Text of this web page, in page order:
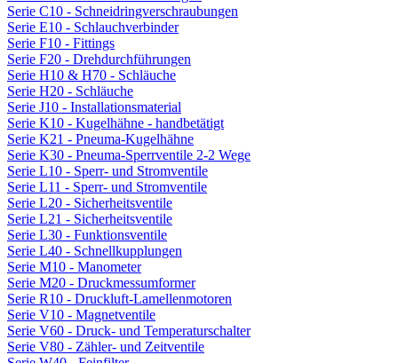
Serie C10 - Schneidringverschraubungen
Serie E10 - Schlauchverbinder
Serie F10 - Fittings
Serie F20 - Drehdurchführungen
Serie H10 & H70 - Schläuche
Serie H20 - Schläuche
Serie J10 - Installationsmaterial
Serie K10 - Kugelhähne - handbetätigt
Serie K21 - Pneuma-Kugelhähne
Serie K30 - Pneuma-Sperrventile 2-2 Wege
Serie L10 - Sperr- und Stromventile
Serie L11 - Sperr- und Stromventile
Serie L20 - Sicherheitsventile
Serie L21 - Sicherheitsventile
Serie L30 - Funktionsventile
Serie L40 - Schnellkupplungen
Serie M10 - Manometer
Serie M20 - Druckmessumformer
Serie R10 - Druckluft-Lamellenmotoren
Serie V10 - Magnetventile
Serie V60 - Druck- und Temperaturschalter
Serie V80 - Zähler- und Zeitventile